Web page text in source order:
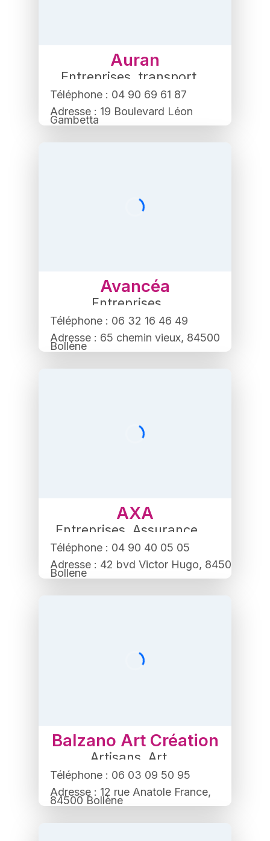
Auran
Entreprises transport
Téléphone : 04 90 69 61 87
Adresse : 19 Boulevard Léon
Gambetta
Avancéa
Entreprises
Service aux entreprises
Téléphone : 06 32 16 46 49
Adresse : 65 chemin vieux, 84500
Bollène
AXA
Entreprises Assurance
Banque
Téléphone : 04 90 40 05 05
Adresse : 42 bvd Victor Hugo, 84500
Bollene
Balzano Art Création
Artisans Art
Téléphone : 06 03 09 50 95
Adresse : 12 rue Anatole France,
84500 Bollène